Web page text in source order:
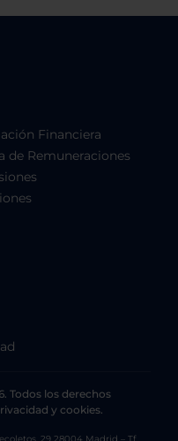
Financiera
de Remuneraciones
Todos los derechos
y cookies.